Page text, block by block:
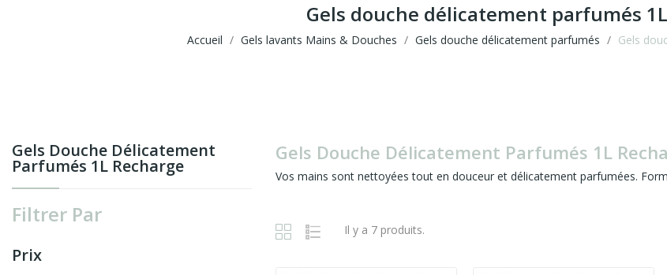
Gels douche délicatement parfumés
Accueil Gels lavants Mains & Douches Gels douche délicatement parfumés Gels
Gels Douche Délicatement
Parfumés 1L Recharge
Filtrer Par
Prix
Gels Douche Délicatement Parfumés 1L
Vos mains sont nettoyées tout en douceur et délicatement parfumées.
Il y a 7 produits.